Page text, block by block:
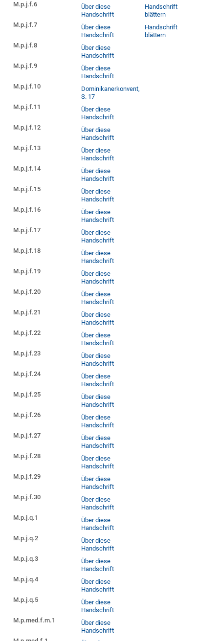
M.p.j.f.6
Über diese
Handschrift
Handschrift
blättern
M.p.j.f.7
Über diese
Handschrift
Handschrift
blättern
M.p.j.f.8
Über diese
Handschrift
M.p.j.f.9
Über diese
Handschrift
M.p.j.f.10
Dominikanerkonvent,
S. 17
M.p.j.f.11
Über diese
Handschrift
M.p.j.f.12
Über diese
Handschrift
M.p.j.f.13
Über diese
Handschrift
M.p.j.f.14
Über diese
Handschrift
M.p.j.f.15
Über diese
Handschrift
M.p.j.f.16
Über diese
Handschrift
M.p.j.f.17
Über diese
Handschrift
M.p.j.f.18
Über diese
Handschrift
M.p.j.f.19
Über diese
Handschrift
M.p.j.f.20
Über diese
Handschrift
M.p.j.f.21
Über diese
Handschrift
M.p.j.f.22
Über diese
Handschrift
M.p.j.f.23
Über diese
Handschrift
M.p.j.f.24
Über diese
Handschrift
M.p.j.f.25
Über diese
Handschrift
M.p.j.f.26
Über diese
Handschrift
M.p.j.f.27
Über diese
Handschrift
M.p.j.f.28
Über diese
Handschrift
M.p.j.f.29
Über diese
Handschrift
M.p.j.f.30
Über diese
Handschrift
M.p.j.q.1
Über diese
Handschrift
M.p.j.q.2
Über diese
Handschrift
M.p.j.q.3
Über diese
Handschrift
M.p.j.q.4
Über diese
Handschrift
M.p.j.q.5
Über diese
Handschrift
M.p.med.f.m.1
Über diese
Handschrift